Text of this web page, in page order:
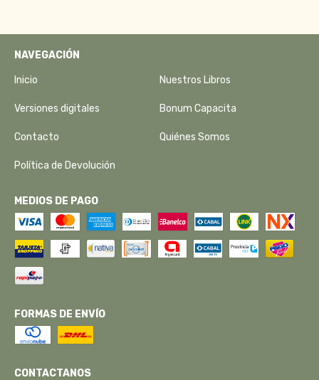
NAVEGACIÓN
Inicio Nuestros Libros
Versiones digitales Bonum Capacita
Contacto Quiénes Somos
Política de Devolución
MEDIOS DE PAGO
FORMAS DE ENVÍO
CONTACTANOS